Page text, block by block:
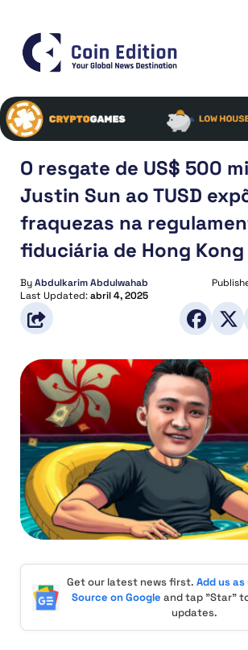
O resgate de US$ 500
Justin Sun ao TUSD
fraquezas na
fiduciária de Hong Kong
ByAbdulkarim Abdulwahab
Last Updated:abril 4, 2025
Get our latest news first. Add us
Source on Google and tap "Star"
updates.